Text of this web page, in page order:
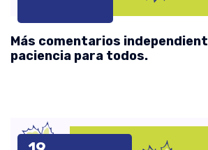
Más comentarios
paciencia para todos.